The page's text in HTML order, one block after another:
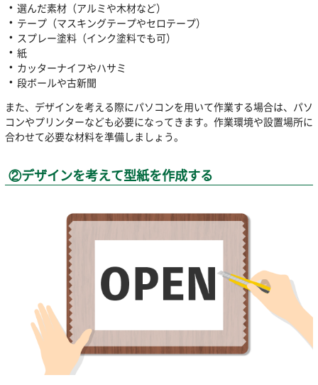
選んだ素材（アルミや木材など）
テープ（マスキングテープやセロテープ）
スプレー塗料（インク塗料でも可）
紙
カッターナイフやハサミ
段ボールや古新聞
また、デザインを考える際にパソコンを用いて作業する場合は、パソ
コンやプリンターなども必要になってきます。作業環境や設置場所に
合わせて必要な材料を準備しましょう。
②デザインを考えて型紙を作成する